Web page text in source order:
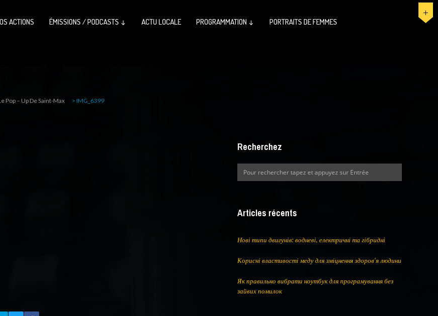
ACTIONS ÉMISSIONS / PODCASTS ↓ ACTU LOCALE PROGRAMMATION ↓ PORTRAITS DE FEMMES
Pop – Up De Saint-Max > IMG_6399
Recherchez
Articles récents
Нові типи двигунів: водневі, електричні та гібридні
Корисні властивості меду для зміцнення здоров’я людини
Як правильно вибрати ноутбук для програмування без
зайвих помилок